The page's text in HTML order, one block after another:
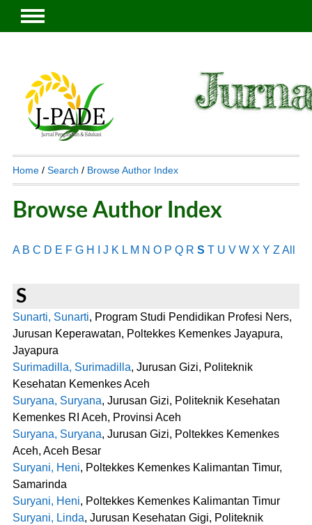
Home/ Search / Browse Author Index
Browse Author Index
A B C D E F G H J K L M N O P Q R S T U V W X Y Z All
S
Sunarti, Sunarti, Program Studi Pendidikan Profesi Ners,
Jurusan Keperawatan, Poltekkes Kemenkes Jayapura,
Jayapura
Surimadilla, Surimadilla, Jurusan Gizi, Politeknik
Kesehatan Kemenkes Aceh
Suryana, Suryana, Jurusan Gizi, Politeknik Kesehatan
Kemenkes RI Aceh, Provinsi Aceh
Suryana, Suryana, Jurusan Gizi, Poltekkes Kemenkes
Aceh, Aceh Besar
Suryani, Heni, Poltekkes Kemenkes Kalimantan Timur,
Samarinda
Suryani, Heni, Poltekkes Kemenkes Kalimantan Timur
Suryani, Linda, Jurusan Kesehatan Gigi, Politeknik